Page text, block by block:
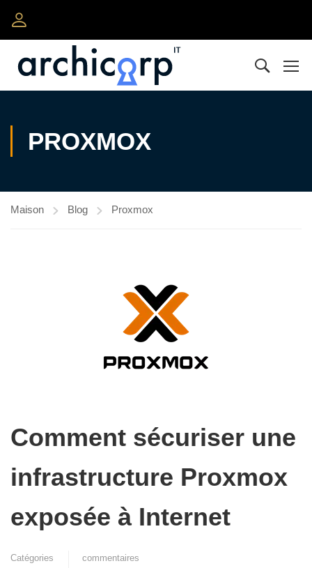
PROXMOX
Maison Blog Proxmox
Comment sécuriser une
infrastructure Proxmox
exposée à Internet
Catégories commentaires